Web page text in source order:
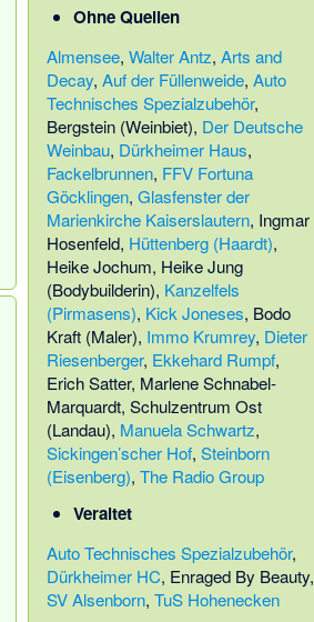
Ohne Quellen
Almensee, Walter Antz, Arts and
Decay, Auf der Füllenweide, Auto
Technisches Spezialzubehör,
Bergstein (Weinbiet), Der Deutsche
Weinbau, Dürkheimer Haus,
Fackelbrunnen, FFV Fortuna
Göcklingen, Glasfenster der
Marienkirche Kaiserslautern, Ingmar
Hosenfeld, Hüttenberg (Haardt),
Heike Jochum, Heike Jung
(Bodybuilderin), Kanzelfels
(Pirmasens), Kick Joneses, Bodo
Kraft (Maler), Immo Krumrey, Dieter
Riesenberger, Ekkehard Rumpf,
Erich Satter, Marlene Schnabel-
Marquardt, Schulzentrum Ost
(Landau), Manuela Schwartz,
Sickingen’scher Hof, Steinborn
(Eisenberg), The Radio Group
Veraltet
Auto Technisches Spezialzubehör,
Dürkheimer HC, Enraged By Beauty,
SV Alsenborn, TuS Hohenecken